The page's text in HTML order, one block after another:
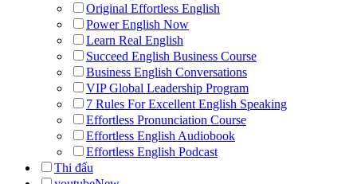
Original Effortless English
Power English Now
Learn Real English
Succeed English Business Course
Business English Conversations
VIP Global Leadership Program
7 Rules For Excellent English Speaking
Effortless Pronunciation Course
Effortless English Audiobook
Effortless English Podcast
Thi đấu